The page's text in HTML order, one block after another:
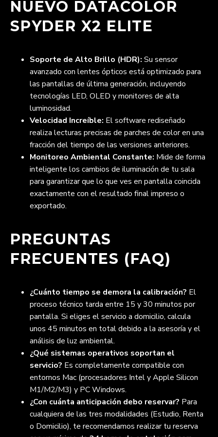
NUEVO DATACOLOR
SPYDER X2 ELITE
Soporte de Alto Brillo (HDR): Su sensor
avanzado con lentes ópticos está optimizado para
las pantallas de última generación, incluyendo
tecnologías LED, OLED y monitores de alta
luminosidad.
Velocidad Increíble: El software rediseñado
realiza lecturas precisas de parches de color en una
fracción del tiempo de las versiones anteriores.
Monitoreo Ambiental Constante: Mide de forma
inteligente los cambios de iluminación de tu sala
para garantizar que lo que ves en pantalla coincida
exactamente con el resultado final impreso o
exportado.
PREGUNTAS
FRECUENTES (FAQ)
¿Cuánto tiempo se demora la calibración? El
proceso técnico tarda entre 15 y 30 minutos por
pantalla. Si eliges el servicio a domicilio, calcula
unos 45 minutos en total debido a la asesoría y el
análisis de luz ambiental.
¿Qué sistemas operativos soportan el
servicio? Es completamente compatible con
entornos Mac (procesadores Intel y Apple Silicon
M1/M2/M3) y PC Windows.
¿Con cuánta anticipación debo reservar? Para
cualquiera de las tres modalidades (Estudio, Renta
o Domicilio), te recomendamos realizar tu reserva